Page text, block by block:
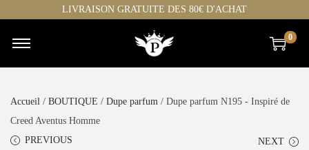
LIVRAISON GRATUITE DES 80€ D'ACHAT
0
Accueil / BOUTIQUE / Dupe parfum / Dupe parfum N195 - Inspiré de
Creed Aventus Homme
PREVIOUS
NEXT